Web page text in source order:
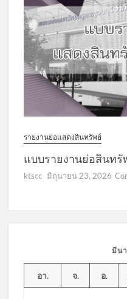
รายงานย่อแสดงสินทรัพย์
แบบรายงานย่อสินท
ktscc มิถุนายน 23, 2026
มีน
อา. จ. อ.